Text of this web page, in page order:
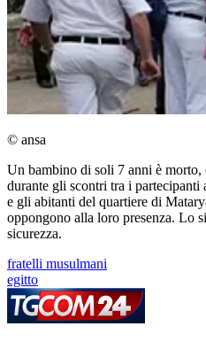
© ansa
Un bambino di soli 7 anni è morto,
durante gli scontri tra i
e gli abitanti del quartiere di
oppongono alla loro presenza. Lo
sicurezza.
fratelli musulmani
egitto